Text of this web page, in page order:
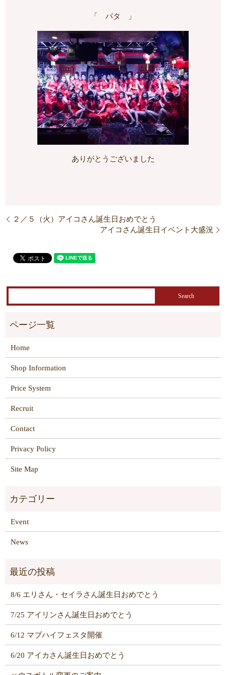
「 パタ 」
ありがとうございました
２／５（火）アイコさん誕生日おめでとう
アイコさん誕生日イベント大盛況
Home
Shop Information
Price System
Recruit
Contact
Privacy Policy
Site Map
Event
News
8/6 エリさん・セイラさん誕生日おめでとう
7/25 アイリンさん誕生日おめでとう
6/12 マブハイフェスタ開催
6/20 アイカさん誕生日おめでとう